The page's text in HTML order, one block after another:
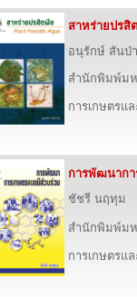
สาหร่ายปรสิ
อนุรักษ์ สันป่า
สำนักพิมพ์มห
การเกษตรแ
การพัฒนากา
ชัชรี นฤทุม
สำนักพิมพ์มห
การเกษตรแ